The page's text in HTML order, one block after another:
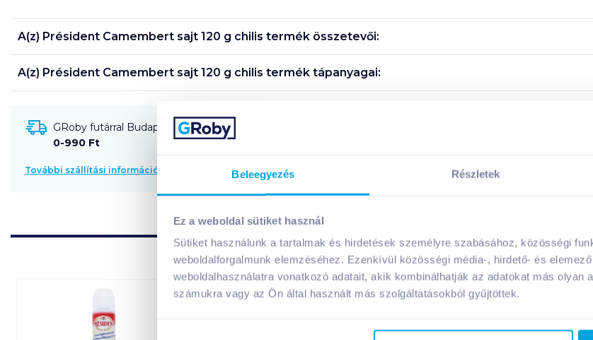
Beleegyezés Részletek
Ez a weboldal sütiket használ
Sütiket használunk a tartalmak és hirdetések személyre szabásához, közösségi
weboldalforgalmunk elemzéséhez. Ezenkívül közösségi média-, hirdető- és
weboldalhasználatra vonatkozó adatait, akik kombinálhatják az adatokat más olyan
számukra vagy az Ön által használt más szolgáltatásokból gyűjtöttek.
A(z) Président Camembert sajt 120 g chilis termék összetevői:
A(z) Président Camembert sajt 120 g chilis termék tápanyagai:
GRoby futárral Budapestre és környékére szállítható
0-990 Ft
További szállítási információk
08. 31-ig